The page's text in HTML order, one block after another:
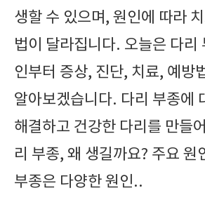
생할 수 있으며, 원인에 따라
법이 달라집니다. 오늘은 다리
인부터 증상, 진단, 치료, 예방
알아보겠습니다. 다리 부종에
해결하고 건강한 다리를 만들
리 부종, 왜 생길까요? 주요 원
부종은 다양한 원인..